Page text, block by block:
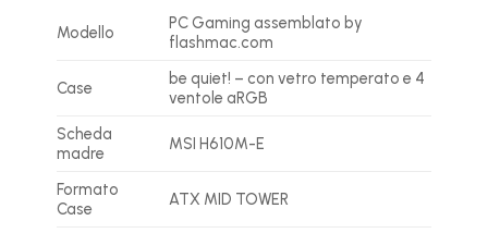
Modello
PC Gaming assemblato by
flashmac.com
Case
be quiet! – con vetro temperato e 4
ventole aRGB
Scheda
madre
MSI H610M-E
Formato
Case
ATX MID TOWER